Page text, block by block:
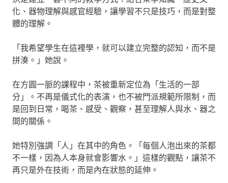
化、器物理解與感官經驗，讓學習不只是技巧，而是對整
體的理解。
「我希望學生在這裡學，就可以建立完整的認知，而不是
拼湊。」她說。
在方圓一脈的課程中，茶被重新定位為「生活的一部
分」。不再是儀式化的表演，也不被門派規範所限制，而
是回到日常，喝茶、感受、觀察，甚至理解人與水、器之
間的關係。
她特別強調「人」在其中的角色。「每個人泡出來的茶都
不一樣，因為人本身就會影響水。」這樣的觀點，讓茶不
再只是外在技術，而是內在狀態的延伸。